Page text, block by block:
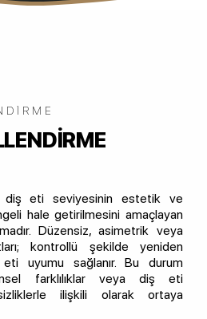
diş eti seviyesinin estetik ve
hale getirilmesini amaçlayan
Düzensiz, asimetrik veya
kontrollü şekilde yeniden
uyumu sağlanır. Bu durum
farklılıklar veya diş eti
ilişkili olarak ortaya